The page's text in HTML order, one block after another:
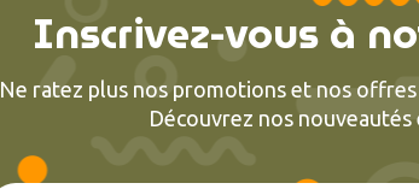
Inscrivez-vous à
Ne ratez plus nos promotions et nos offres
Découvrez nos nouveautés